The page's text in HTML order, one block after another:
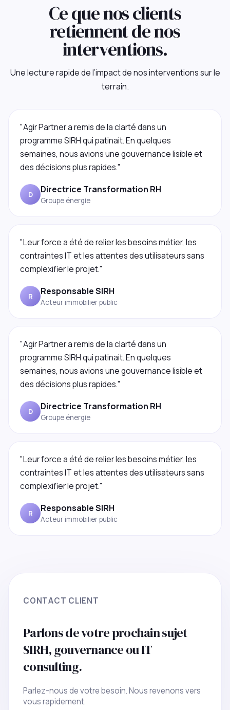
Ce que nos clients
retiennent de nos
interventions.
Une lecture rapide de l’impact de nos interventions sur le
terrain.
"Agir Partner a remis de la clarté dans un
programme SIRH qui patinait. En quelques
semaines, nous avions une gouvernance lisible et
des décisions plus rapides."
D Directrice Transformation RH
Groupe énergie
"Leur force a été de relier les besoins métier, les
contraintes IT et les attentes des utilisateurs sans
complexifier le projet."
R Responsable SIRH
Acteur immobilier public
"Agir Partner a remis de la clarté dans un
programme SIRH qui patinait. En quelques
semaines, nous avions une gouvernance lisible et
des décisions plus rapides."
D Directrice Transformation RH
Groupe énergie
"Leur force a été de relier les besoins métier, les
contraintes IT et les attentes des utilisateurs sans
complexifier le projet."
R Responsable SIRH
Acteur immobilier public
CONTACT CLIENT
Parlons de votre prochain sujet
SIRH, gouvernance ou IT
consulting.
Parlez-nous de votre besoin. Nous revenons vers
vous rapidement.